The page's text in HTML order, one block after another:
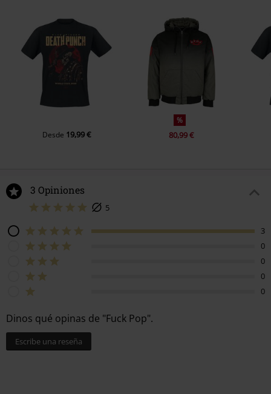
Desde 19,99 €
%
80,99 €
3 Opiniones
5
3
0
0
0
0
Dinos qué opinas de "Fuck Pop".
Escribe una reseña